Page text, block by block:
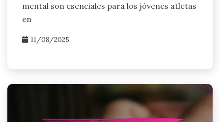
mental son esenciales para los jóvenes atletas
en
11/08/2025